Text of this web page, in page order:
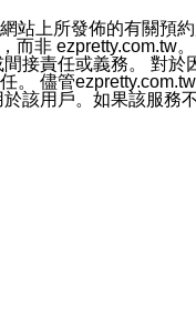
。
上所發佈的有關預
非 ezpretty.com.tw
接責任或義務。 對
儘管
用戶。如果該服務